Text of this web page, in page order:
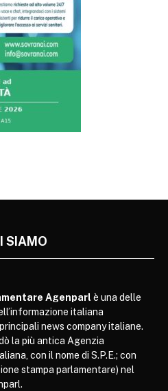
SIAMO
Agenparl è una delle
italiana
news company italiane.
la più antica Agenzia
con il nome di S.P.E.; con
stampa parlamentare) nel